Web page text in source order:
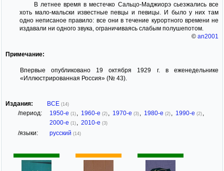
В летнее время в местечко Сальцо-Маджиорэ сьезжались все
хоть мало-мальски известные певцы и певицы. И было у них там
одно неписаное правило: все они в течение курортного времени не
издавали ни одного звука, ограничиваясь слабым полушепотом.
© an2001
Примечание:
Впервые опубликовано 19 октября 1929 г. в еженедельнике
«Иллюстрированная Россия» (№ 43).
Издания: ВСЕ (14)
/период: 1950-е (1) 1960-е (2) 1970-е (3) 1980-е (2) 1990-е (2)
2000-е (1) 2010-е (3)
/языки: русский (14)